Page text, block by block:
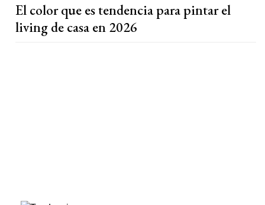
El color que es tendencia para pintar el
living de casa en 2026